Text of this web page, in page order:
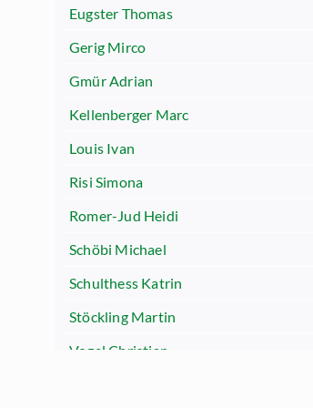
Eugster Thomas
Gerig Mirco
Gmür Adrian
Kellenberger Marc
Louis Ivan
Risi Simona
Romer-Jud Heidi
Schöbi Michael
Schulthess Katrin
Stöckling Martin
Vogel Christian